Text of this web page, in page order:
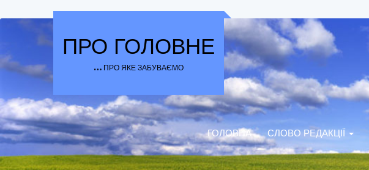
Skip to content
ПРО ГОЛОВНЕ
… ПРО ЯКЕ ЗАБУВАЄМО
ГОЛОВНА СЛОВО РЕДАКЦІЇ